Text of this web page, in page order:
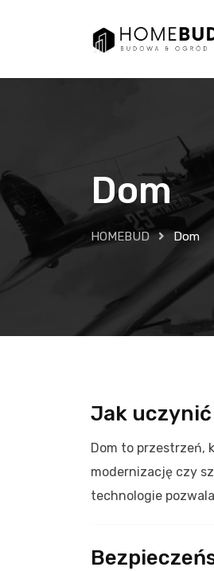
Dom
HOMEBUD Dom
Jak
Dom to przestrzeń,
modernizację czy
technologie